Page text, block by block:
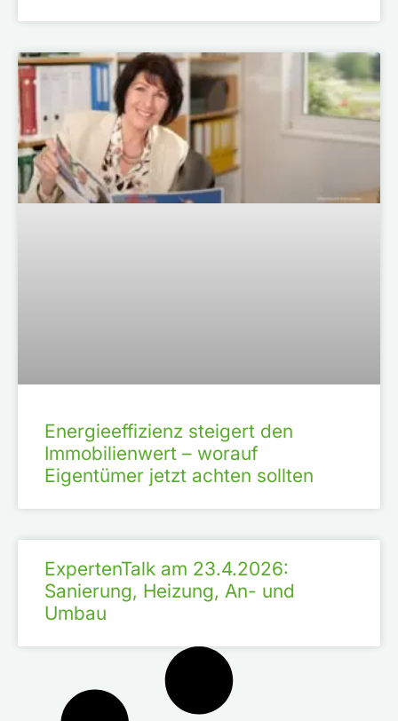
Energieeffizienz steigert den
Immobilienwert – worauf
Eigentümer jetzt achten sollten
ExpertenTalk am 23.4.2026:
Sanierung, Heizung, An- und
Umbau